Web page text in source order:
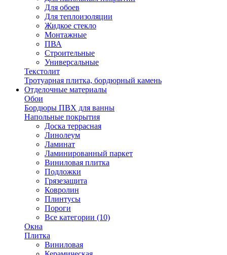
Для обоев
Для теплоизоляции
Жидкое стекло
Монтажные
ПВА
Строительные
Универсальные
Текстолит
Тротуарная плитка, бордюрный камень
Отделочные материалы
Обои
Бордюры ПВХ для ванны
Напольные покрытия
Доска террасная
Линолеум
Ламинат
Ламинированный паркет
Виниловая плитка
Подложки
Грязезащита
Ковролин
Плинтусы
Пороги
Все категории (10)
Окна
Плитка
Виниловая